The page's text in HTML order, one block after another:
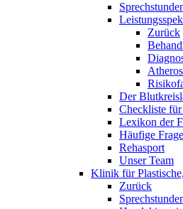
Zurück
Der
Checkliste
Lexikon der
Häufige
Rehasport
Unser Team
Klinik für
Zurück